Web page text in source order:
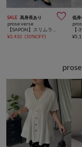
SALE 高身長あり 
prose verse
¥3,410 (50%OFF)
低身
¥